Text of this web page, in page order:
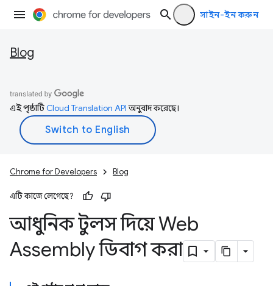
সাইন-ইন করুন
Blog
এই পৃষ্ঠাটিCloud Translation APIঅনুবাদ করেছে।
Chrome for Developers Blog
এটি কাজে লেগেছে?
আধুনিক টুলস দিয়ে Web
Assembly ডিবাগ করা